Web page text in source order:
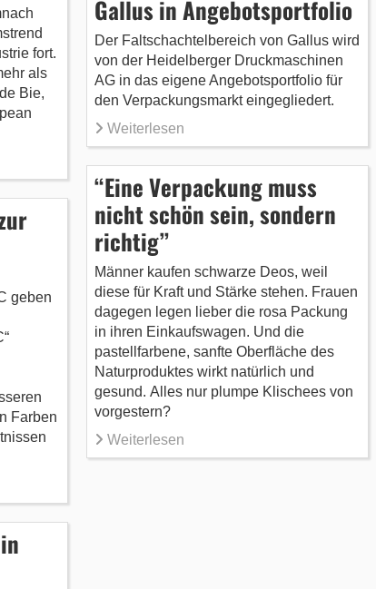
fort.
als
Bie,
Gallus in Angebotsportfolio
Der Faltschachtelbereich von Gallus wird
von der Heidelberger Druckmaschinen
AG in das eigene Angebotsportfolio für
den Verpackungsmarkt eingegliedert.
Weiterlesen
geben
Farben
“Eine Verpackung muss
nicht schön sein, sondern
richtig”
Männer kaufen schwarze Deos, weil
diese für Kraft und Stärke stehen. Frauen
dagegen legen lieber die rosa Packung
in ihren Einkaufswagen. Und die
pastellfarbene, sanfte Oberfläche des
Naturproduktes wirkt natürlich und
gesund. Alles nur plumpe Klischees von
vorgestern?
Weiterlesen